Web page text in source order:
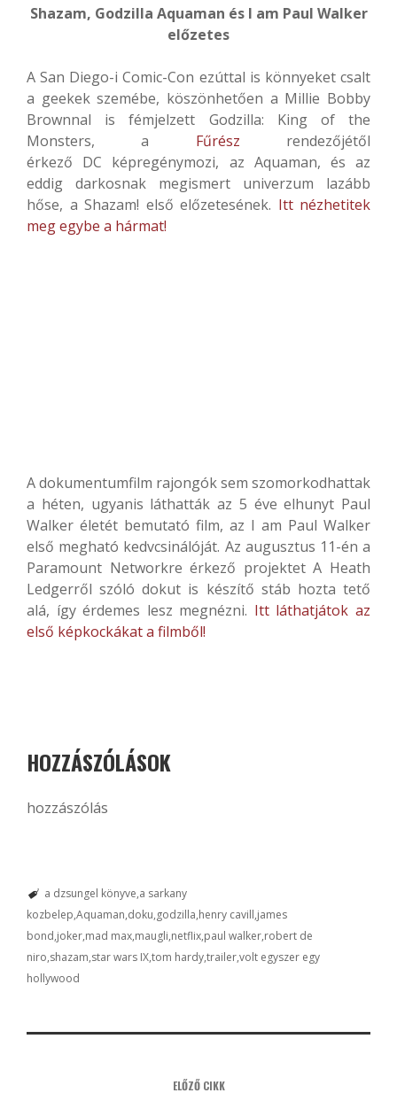
Shazam, Godzilla Aquaman és I am Paul Walker
előzetes
A San Diego-i Comic-Con ezúttal is könnyeket csalt
a geekek szemébe, köszönhetően a Millie Bobby
Brownnal is fémjelzett Godzilla: King of the
Monsters, a Fűrész rendezőjétől
érkező DC képregénymozi, az Aquaman, és az
eddig darkosnak megismert univerzum lazább
hőse, a Shazam! első előzetesének. Itt nézhetitek
meg egybe a hármat!
A dokumentumfilm rajongók sem szomorkodhattak
a héten, ugyanis láthatták az 5 éve elhunyt Paul
Walker életét bemutató film, az I am Paul Walker
első megható kedvcsinálóját. Az augusztus 11-én a
Paramount Networkre érkező projektet A Heath
Ledgerről szóló dokut is készítő stáb hozta tető
alá, így érdemes lesz megnézni. Itt láthatjátok az
első képkockákat a filmből!
HOZZÁSZÓLÁSOK
hozzászólás
a dzsungel könyve a sarkany
kozbelep Aquaman doku godzilla henry cavill james
bond joker mad max maugli netflix paul walker robert de
niro shazam star wars IXtom hardytrailervolt egyszer egy
hollywood
ELŐZŐ CIKK